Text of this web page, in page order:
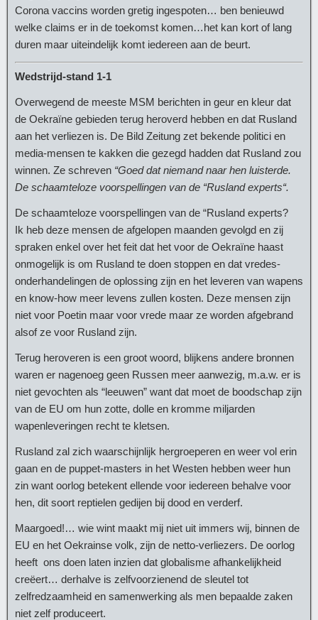
Corona vaccins worden gretig ingespoten… ben benieuwd
welke claims er in de toekomst komen…het kan kort of lang
duren maar uiteindelijk komt iedereen aan de beurt.
Wedstrijd-stand 1-1
Overwegend de meeste MSM berichten in geur en kleur dat
de Oekraïne gebieden terug heroverd hebben en dat Rusland
aan het verliezen is. De Bild Zeitung zet bekende politici en
media-mensen te kakken die gezegd hadden dat Rusland zou
winnen. Ze schreven “Goed dat niemand naar hen luisterde.
De schaamteloze voorspellingen van de “Rusland experts“.
De schaamteloze voorspellingen van de “Rusland experts?
Ik heb deze mensen de afgelopen maanden gevolgd en zij
spraken enkel over het feit dat het voor de Oekraïne haast
onmogelijk is om Rusland te doen stoppen en dat vredes-
onderhandelingen de oplossing zijn en het leveren van wapens
en know-how meer levens zullen kosten. Deze mensen zijn
niet voor Poetin maar voor vrede maar ze worden afgebrand
alsof ze voor Rusland zijn.
Terug heroveren is een groot woord, blijkens andere bronnen
waren er nagenoeg geen Russen meer aanwezig, m.a.w. er is
niet gevochten als “leeuwen” want dat moet de boodschap zijn
van de EU om hun zotte, dolle en kromme miljarden
wapenleveringen recht te kletsen.
Rusland zal zich waarschijnlijk hergroeperen en weer vol erin
gaan en de puppet-masters in het Westen hebben weer hun
zin want oorlog betekent ellende voor iedereen behalve voor
hen, dit soort reptielen gedijen bij dood en verderf.
Maargoed!… wie wint maakt mij niet uit immers wij, binnen de
EU en het Oekrainse volk, zijn de netto-verliezers. De oorlog
heeft ons doen laten inzien dat globalisme afhankelijkheid
creëert… derhalve is zelfvoorzienend de sleutel tot
zelfredzaamheid en samenwerking als men bepaalde zaken
niet zelf produceert.